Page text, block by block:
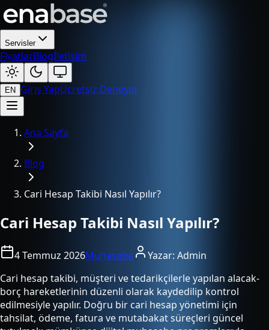
Servisler
FiyatlarBlogİletişim
EN Giriş YapÜcretsiz Deneyin
Ana Sayfa
Blog
Cari Hesap Takibi Nasıl Yapılır?
Cari Hesap Takibi Nasıl Yapılır?
4 Temmuz 2026Muhasebe Yazar: Admin
Cari hesap takibi, müşteri ve tedarikçilerle yapılan alacak-
borç hareketlerinin düzenli olarak kaydedilip kontrol
edilmesiyle yapılır. Doğru bir cari hesap yönetimi için
tahsilat, ödeme, fatura ve mutabakat süreçleri güncel